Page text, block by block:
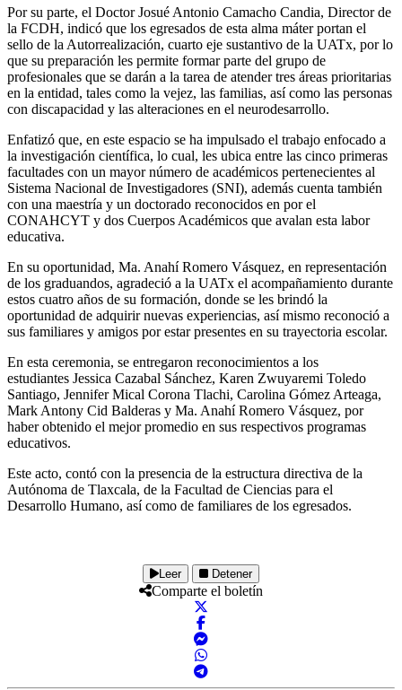
Por su parte, el Doctor Josué Antonio Camacho Candia, Director de
la FCDH, indicó que los egresados de esta alma máter portan el
sello de la Autorrealización, cuarto eje sustantivo de la UATx, por lo
que su preparación les permite formar parte del grupo de
profesionales que se darán a la tarea de atender tres áreas prioritarias
en la entidad, tales como la vejez, las familias, así como las personas
con discapacidad y las alteraciones en el neurodesarrollo.
Enfatizó que, en este espacio se ha impulsado el trabajo enfocado a
la investigación científica, lo cual, les ubica entre las cinco primeras
facultades con un mayor número de académicos pertenecientes al
Sistema Nacional de Investigadores (SNI), además cuenta también
con una maestría y un doctorado reconocidos en por el
CONAHCYT y dos Cuerpos Académicos que avalan esta labor
educativa.
En su oportunidad, Ma. Anahí Romero Vásquez, en representación
de los graduandos, agradeció a la UATx el acompañamiento durante
estos cuatro años de su formación, donde se les brindó la
oportunidad de adquirir nuevas experiencias, así mismo reconoció a
sus familiares y amigos por estar presentes en su trayectoria escolar.
En esta ceremonia, se entregaron reconocimientos a los
estudiantes Jessica Cazabal Sánchez, Karen Zwuyaremi Toledo
Santiago, Jennifer Mical Corona Tlachi, Carolina Gómez Arteaga,
Mark Antony Cid Balderas y Ma. Anahí Romero Vásquez, por
haber obtenido el mejor promedio en sus respectivos programas
educativos.
Este acto, contó con la presencia de la estructura directiva de la
Autónoma de Tlaxcala, de la Facultad de Ciencias para el
Desarrollo Humano, así como de familiares de los egresados.
Leer Detener
Comparte el boletín